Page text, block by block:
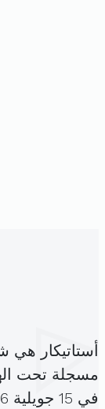
أستاتيكار هي
مسجلة تحت
في 15 جويلية 2016 برأس مال قدره